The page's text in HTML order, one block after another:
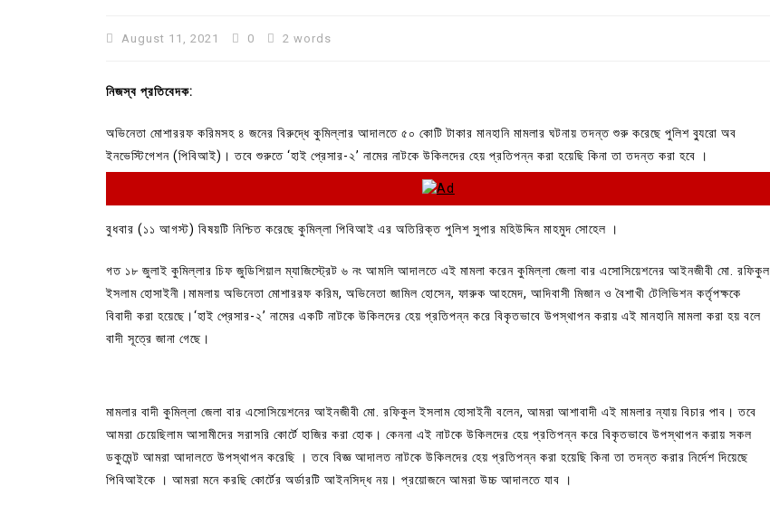
August 11, 2021 0 2 words
নিজস্ব প্রতিবেদক:
অভিনেতা মোশাররফ করিমসহ ৪ জনের বিরুদ্ধে কুমিল্লার আদালতে ৫০ কোটি টাকার মানহানি মামলার ঘটনায় তদন্ত শুরু করেছে পুলিশ ব্যুরো অব
ইনভেস্টিগেশন (পিবিআই)। তবে শুরুতে ‘হাই প্রেসার-২’ নামের নাটকে উকিলদের হেয় প্রতিপন্ন করা হয়েছি কিনা তা তদন্ত করা হবে ।
বুধবার (১১ আগস্ট) বিষয়টি নিশ্চিত করেছে কুমিল্লা পিবিআই এর অতিরিক্ত পুলিশ সুপার মহিউদ্দিন মাহমুদ সোহেল ।
গত ১৮ জুলাই কুমিল্লার চিফ জুডিশিয়াল ম্যাজিস্ট্রেট ৬ নং আমলি আদালতে এই মামলা করেন কুমিল্লা জেলা বার এসোসিয়েশনের আইনজীবী মো. রফিকুল
ইসলাম হোসাইনী।মামলায় অভিনেতা মোশাররফ করিম, অভিনেতা জামিল হোসেন, ফারুক আহমেদ, আদিবাসী মিজান ও বৈশাখী টেলিভিশন কর্তৃপক্ষকে
বিবাদী করা হয়েছে।‘হাই প্রেসার-২’ নামের একটি নাটকে উকিলদের হেয় প্রতিপন্ন করে বিকৃতভাবে উপস্থাপন করায় এই মানহানি মামলা করা হয় বলে
বাদী সূত্রে জানা গেছে।
মামলার বাদী কুমিল্লা জেলা বার এসোসিয়েশনের আইনজীবী মো. রফিকুল ইসলাম হোসাইনী বলেন, আমরা আশাবাদী এই মামলার ন্যায় বিচার পাব। তবে
আমরা চেয়েছিলাম আসামীদের সরাসরি কোর্টে হাজির করা হোক। কেননা এই নাটকে উকিলদের হেয় প্রতিপন্ন করে বিকৃতভাবে উপস্থাপন করায় সকল
ডকুমেন্ট আমরা আদালতে উপস্থাপন করেছি । তবে বিজ্ঞ আদালত নাটকে উকিলদের হেয় প্রতিপন্ন করা হয়েছি কিনা তা তদন্ত করার নির্দেশ দিয়েছে
পিবিআইকে । আমরা মনে করছি কোর্টের অর্ডারটি আইনসিদ্ধ নয়। প্রয়োজনে আমরা উচ্চ আদালতে যাব ।
In Uncategorized
কুমিল্লা প্রেস ক্লাবের নির্বাচন আজ; ১৭টি
পদের জন্য ৩৩ জন প্রার্থী ভোটযুদ্ধে
In Uncategorized
আদর্শ সমাজ বিনির্মাণে সহায়ক ভুমিকা রাখে
ছাত্রসমাজ- প্রেসক্লাব সভাপতি